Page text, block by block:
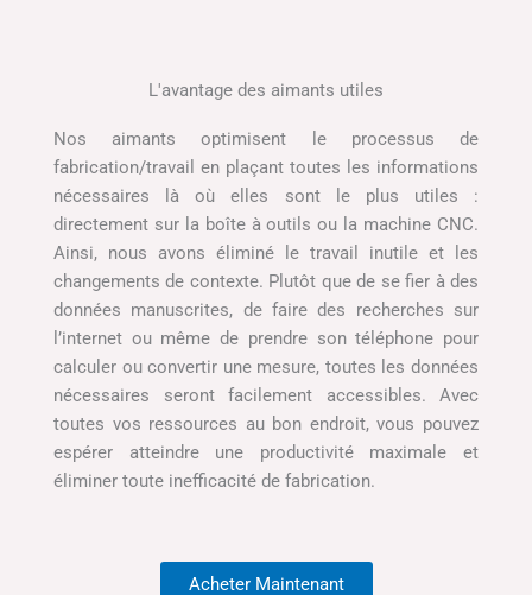
L'avantage des aimants utiles
Nos aimants optimisent le processus de
fabrication/travail en plaçant toutes les informations
nécessaires là où elles sont le plus utiles :
directement sur la boîte à outils ou la machine CNC.
Ainsi, nous avons éliminé le travail inutile et les
changements de contexte. Plutôt que de se fier à des
données manuscrites, de faire des recherches sur
l’internet ou même de prendre son téléphone pour
calculer ou convertir une mesure, toutes les données
nécessaires seront facilement accessibles. Avec
toutes vos ressources au bon endroit, vous pouvez
espérer atteindre une productivité maximale et
éliminer toute inefficacité de fabrication.
Acheter Maintenant